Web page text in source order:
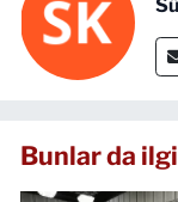
Bunlar da